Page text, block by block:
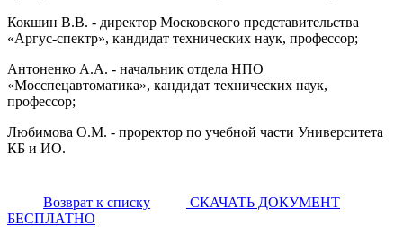
Кокшин В.В. - директор Московского представительства
«Аргус-спектр», кандидат технических наук, профессор;
Антоненко А.А. - начальник отдела НПО
«Мосспецавтоматика», кандидат технических наук,
профессор;
Любимова О.М. - проректор по учебной части Университета
КБ и ИО.
Возврат к списку
СКАЧАТЬ ДОКУМЕНТ
БЕСПЛАТНО